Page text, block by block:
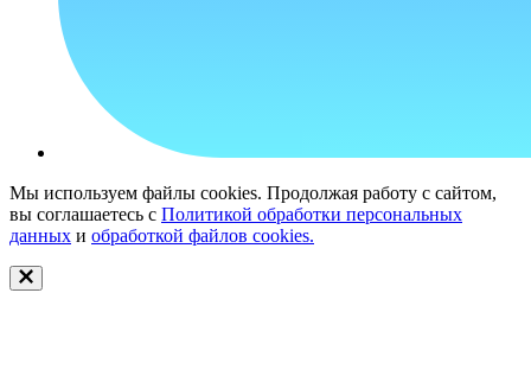
Мы используем файлы cookies. Продолжая работу с сайтом,
вы соглашаетесь с Политикой обработки персональных
данных и обработкой файлов cookies.